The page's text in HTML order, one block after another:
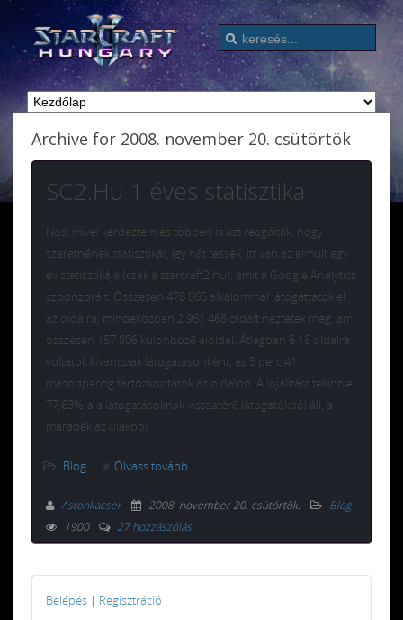
Archive for 2008. november 20. csütörtök
SC2.Hu 1 éves statisztika
Nos, mivel kérdeztem és többen is azt reagálták, hogy
szeretnének statisztikát, így hát tessék, itt van az elmúlt egy
év statisztikája (csak a starcraft2.hu), amit a Google Analytics
szponzorált: Összesen 478 865 alkalommal látogattatok el
az oldalra, mindeközben 2 961 468 oldalt néztetek meg, ami
összesen 157 806 különböző aloldal. Átlagban 6,18 oldalra
voltatok kíváncsiak látogatásonként, és 5 perc 41
másodpercig tartózkodtatok az oldalon. A lojalitást tekintve
77,63%-a a látogatásoknak visszatérő látogatókból áll, a
maradék az újakból.
Blog Olvass tovább
Astonkacser 2008. november 20. csütörtök.
Blog
1900
27 hozzászólás
Belépés | Regisztráció